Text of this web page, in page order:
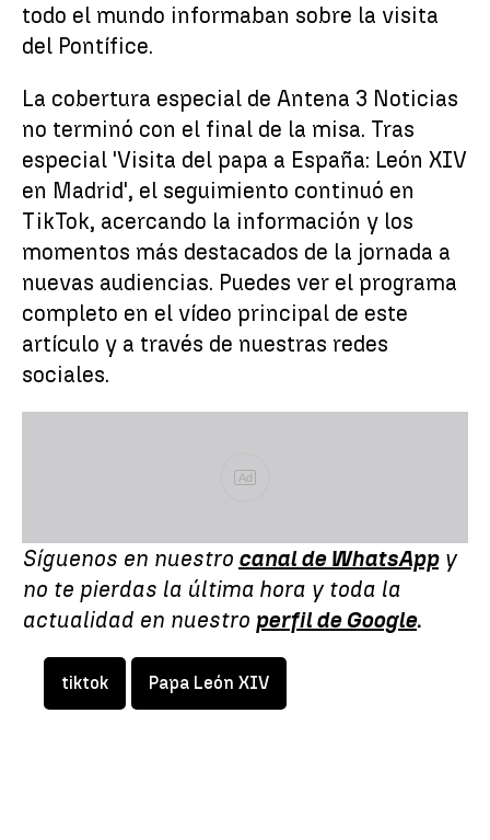
todo el mundo informaban sobre la visita
del Pontífice.
La cobertura especial de Antena 3 Noticias
no terminó con el final de la misa. Tras
especial 'Visita del papa a España: León XIV
en Madrid', el seguimiento continuó en
TikTok, acercando la información y los
momentos más destacados de la jornada a
nuevas audiencias. Puedes ver el programa
completo en el vídeo principal de este
artículo y a través de nuestras redes
sociales.
Ad
Síguenos en nuestro canal de WhatsAppy
no te pierdas la última hora y toda la
actualidad en nuestro perfil de Google.
tiktok Papa León XIV